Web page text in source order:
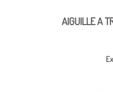
AIGUILLE A